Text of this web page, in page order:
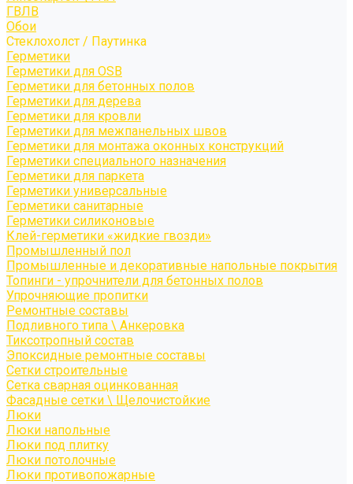
ГВЛВ
Обои
Стеклохолст / Паутинка
Герметики
Герметики для OSB
Герметики для бетонных полов
Герметики для дерева
Герметики для кровли
Герметики для межпанельных швов
Герметики для монтажа оконных конструкций
Герметики специального назначения
Герметики для паркета
Герметики универсальные
Герметики санитарные
Герметики силиконовые
Клей-герметики «жидкие гвозди»
Промышленный пол
Промышленные и декоративные напольные покрытия
Топинги - упрочнители для бетонных полов
Упрочняющие пропитки
Ремонтные составы
Подливного типа \ Анкеровка
Тиксотропный состав
Эпоксидные ремонтные составы
Сетки строительные
Сетка сварная оцинкованная
Фасадные сетки \ Щелочистойкие
Люки
Люки напольные
Люки под плитку
Люки потолочные
Люки противопожарные